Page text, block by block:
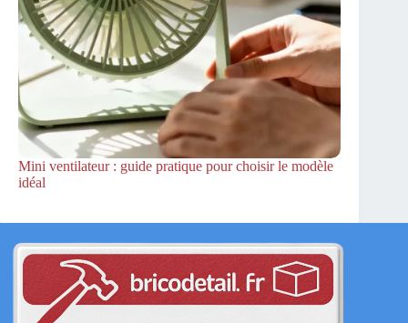
Mini ventilateur : guide pratique pour choisir le modèle
idéal